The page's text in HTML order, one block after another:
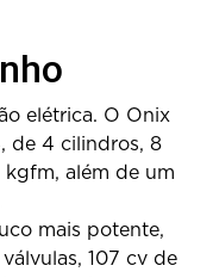
elétrica. O Onix
de 4 cilindros, 8
kgfm, além de um
mais potente,
107 cv de